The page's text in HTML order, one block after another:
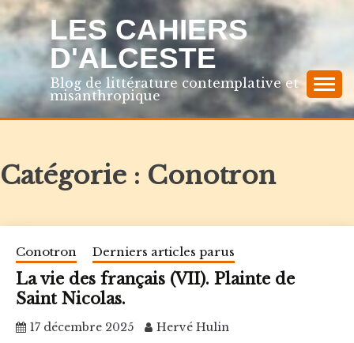
Skip
to
content
LES CAHIERS
D'ALCESTE
Blog de littérature contemplative et
misanthropique
Catégorie : Conotron
Conotron Derniers articles parus
La vie des français (VII). Plainte de
Saint Nicolas.
17 décembre 2025 Hervé Hulin